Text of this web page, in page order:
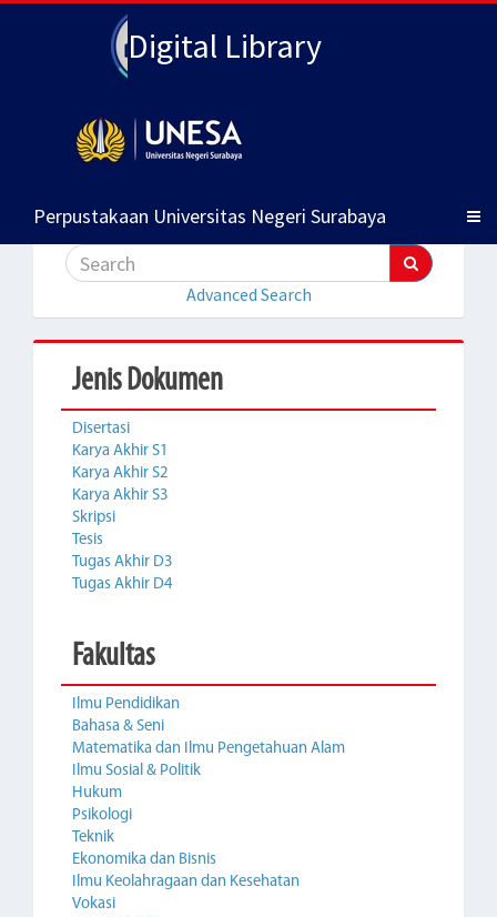
Digital Library
Perpustakaan Universitas Negeri Surabaya
Advanced Search
Jenis Dokumen
Disertasi
Karya Akhir S1
Karya Akhir S2
Karya Akhir S3
Skripsi
Tesis
Tugas Akhir D3
Tugas Akhir D4
Fakultas
Ilmu Pendidikan
Bahasa & Seni
Matematika dan Ilmu Pengetahuan Alam
Ilmu Sosial & Politik
Hukum
Psikologi
Teknik
Ekonomika dan Bisnis
Ilmu Keolahragaan dan Kesehatan
Vokasi